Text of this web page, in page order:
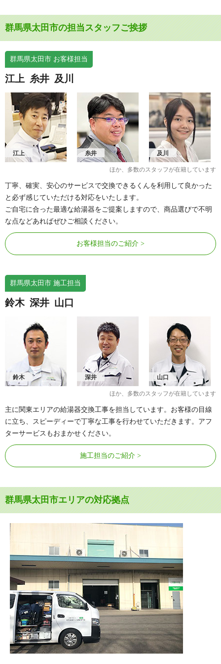
群馬県太田市の担当スタッフご挨拶
群馬県太田市 お客様担当
江上 糸井 及川
江上 糸井 及川
ほか、多数のスタッフが在籍しています
丁寧、確実、安心のサービスで交換できるくんを利用して良かった
と必ず感じていただける対応をいたします。
ご自宅に合った最適な給湯器をご提案しますので、商品選びで不明
な点などあればぜひご相談ください。
お客様担当のご紹介
群馬県太田市 施工担当
鈴木 深井 山口
鈴木 深井 山口
ほか、多数のスタッフが在籍しています
主に関東エリアの給湯器交換工事を担当しています。お客様の目線
に立ち、スピーディーで丁寧な工事を行わせていただきます。アフ
ターサービスもおまかせください。
施工担当のご紹介
群馬県太田市エリアの対応拠点